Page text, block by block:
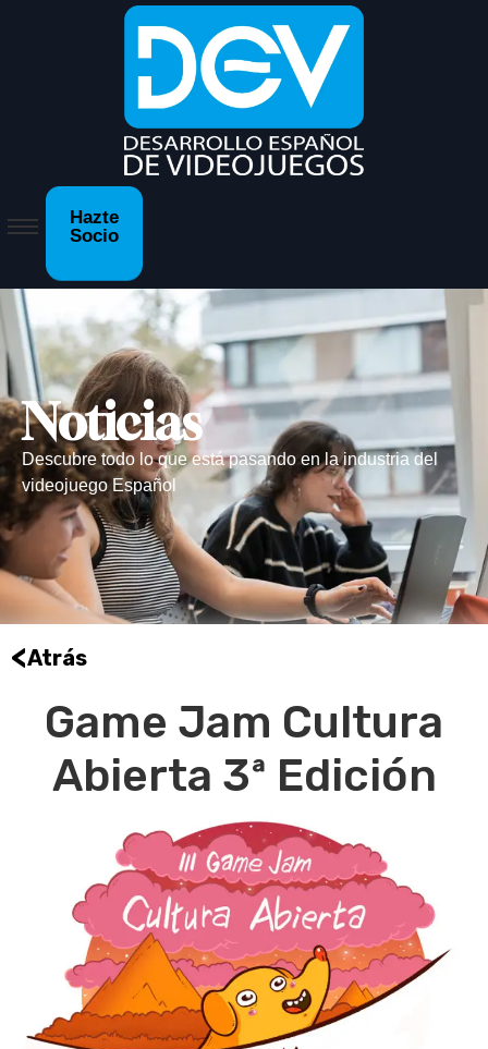
Hazte
Socio
Noticias
Descubre todo lo que está pasando en la industria del
videojuego Español
<Atrás
Game Jam Cultura
Abierta 3ª Edición